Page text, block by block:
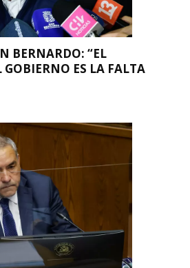
BERNARDO: “EL
GOBIERNO ES LA FALTA